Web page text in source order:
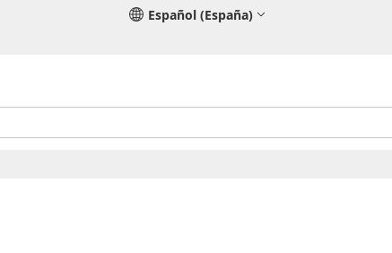
Español (España)